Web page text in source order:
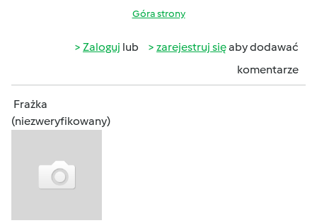
Góra strony
Zaloguj lub zarejestruj sięaby dodawać
komentarze
Frażka
(niezweryfikowany)